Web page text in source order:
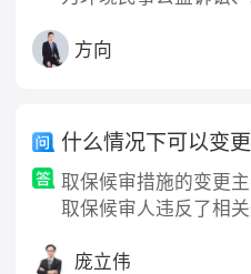
律、司法解释、检察
（环境社会组织起诉核心依据）
环境、破坏生态，损
合下列条件的社会组
方向
什么情况下可以变
取保候审措施的变更
取保候审人违反了相
被取保候审人违规或出现
庞立伟